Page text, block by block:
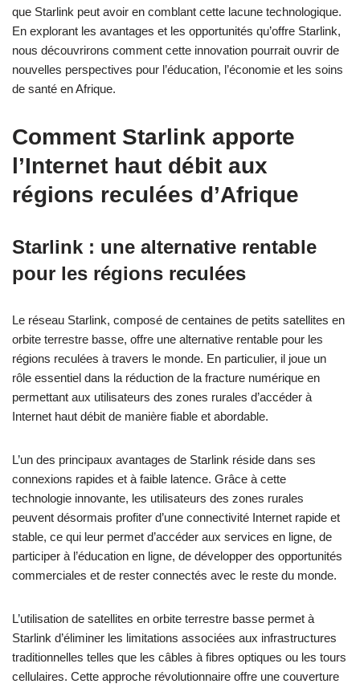
que Starlink peut avoir en comblant cette lacune technologique.
En explorant les avantages et les opportunités qu’offre Starlink,
nous découvrirons comment cette innovation pourrait ouvrir de
nouvelles perspectives pour l’éducation, l’économie et les soins
de santé en Afrique.
Comment Starlink apporte
l’Internet haut débit aux
régions reculées d’Afrique
Starlink : une alternative rentable
pour les régions reculées
Le réseau Starlink, composé de centaines de petits satellites en
orbite terrestre basse, offre une alternative rentable pour les
régions reculées à travers le monde. En particulier, il joue un
rôle essentiel dans la réduction de la fracture numérique en
permettant aux utilisateurs des zones rurales d’accéder à
Internet haut débit de manière fiable et abordable.
L’un des principaux avantages de Starlink réside dans ses
connexions rapides et à faible latence. Grâce à cette
technologie innovante, les utilisateurs des zones rurales
peuvent désormais profiter d’une connectivité Internet rapide et
stable, ce qui leur permet d’accéder aux services en ligne, de
participer à l’éducation en ligne, de développer des opportunités
commerciales et de rester connectés avec le reste du monde.
L’utilisation de satellites en orbite terrestre basse permet à
Starlink d’éliminer les limitations associées aux infrastructures
traditionnelles telles que les câbles à fibres optiques ou les tours
cellulaires. Cette approche révolutionnaire offre une couverture